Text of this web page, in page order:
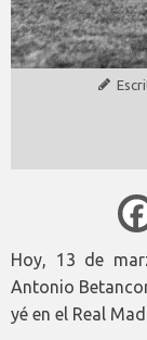
Hoy, 13 de
Antonio
yé en el Real